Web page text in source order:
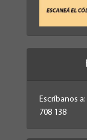
Escríbanos a:
708 138